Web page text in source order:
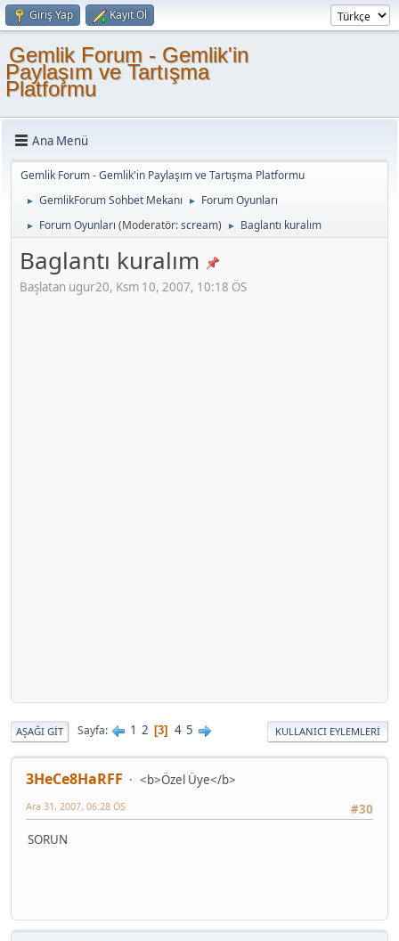
Giriş Yap Kayıt Ol
Gemlik Forum - Gemlik'in
Paylaşım ve Tartışma
Platformu
Ana Menü
Gemlik Forum - Gemlik'in Paylaşım ve Tartışma Platformu
► GemlikForum Sohbet Mekanı ► Forum Oyunları
► Forum Oyunları (Moderatör:scream) ► Baglantı kuralım
Baglantı kuralım
Başlatan ugur20, Ksm 10, 2007, 10:18 ÖS
AŞAĞI GIT Sayfa 1 2 3 4 5 KULLANICI EYLEMLERI
3HeCe8HaRFF
<b>Özel Üye</b>
#30
Ara 31, 2007, 06:28 ÖS
SORUN